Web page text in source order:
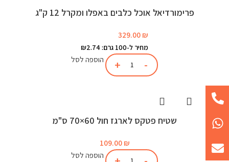
פרימורדיאל אוכל כלבים באפלו ומקרל 12 ק"ג
329.00 ₪
מחיר ל-100 גרם: ₪2.74
הוספה לסל
שטיח פטקס לארגז חול 60×70 ס"מ
109.00 ₪
הוספה לסל